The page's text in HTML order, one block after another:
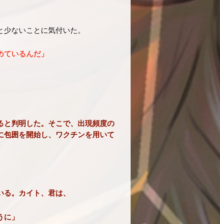
ないことに気付いた。
いるんだ」
判明した。そこで、出現頻度の
囲を開始し、ワクチンを用いて
。カイト、君は、
」